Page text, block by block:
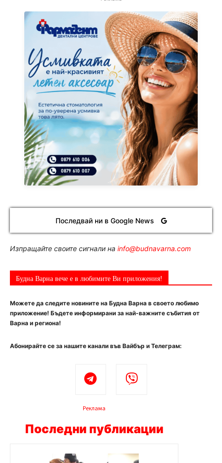
Последвай ни в Google News
Изпращайте своите сигнали на info@budnavarna.com
Будна Варна вече е в любимите Ви приложения!
Можете да следите новините на Будна Варна в своето любимо
приложение! Бъдете информирани за най-важните събития от
Варна и региона!
Абонирайте се за нашите канали във Вайбър и Телеграм:
Реклама
Последни публикации